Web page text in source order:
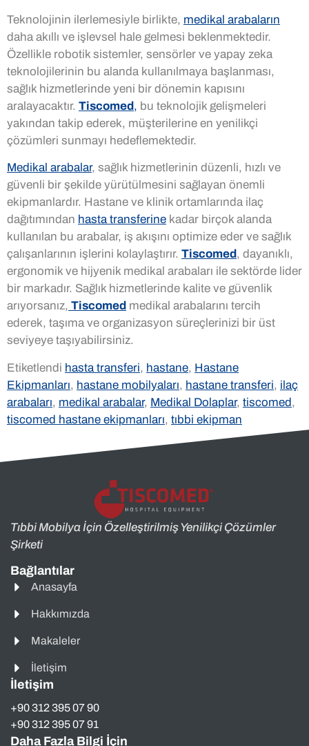
Teknolojinin ilerlemesiyle birlikte, medikal arabaların
daha akıllı ve işlevsel hale gelmesi beklenmektedir.
Özellikle robotik sistemler, sensörler ve yapay zeka
teknolojilerinin bu alanda kullanılmaya başlanması,
sağlık hizmetlerinde yeni bir dönemin kapısını
aralayacaktır. Tiscomed, bu teknolojik gelişmeleri
yakından takip ederek, müşterilerine en yenilikçi
çözümleri sunmayı hedeflemektedir.
Medikal arabalar, sağlık hizmetlerinin düzenli, hızlı ve
güvenli bir şekilde yürütülmesini sağlayan önemli
ekipmanlardır. Hastane ve klinik ortamlarında ilaç
dağıtımından hasta transferine kadar birçok alanda
kullanılan bu arabalar, iş akışını optimize eder ve sağlık
çalışanlarının işlerini kolaylaştırır. Tiscomed, dayanıklı,
ergonomik ve hijyenik medikal arabaları ile sektörde lider
bir markadır. Sağlık hizmetlerinde kalite ve güvenlik
arıyorsanız, Tiscomed medikal arabalarını tercih
ederek, taşıma ve organizasyon süreçlerinizi bir üst
seviyeye taşıyabilirsiniz.
Etiketlendi hasta transferi, hastane, Hastane
Ekipmanları, hastane mobilyaları, hastane transferi, ilaç
arabaları, medikal arabalar, Medikal Dolaplar, tiscomed,
tiscomed hastane ekipmanları, tıbbi ekipman
Tıbbi Mobilya İçin Özelleştirilmiş Yenilikçi Çözümler
Şirketi
Bağlantılar
Anasayfa
Hakkımızda
Makaleler
İletişim
İletişim
+90 312 395 07 90
+90 312 395 07 91
Daha Fazla Bilgi İçin